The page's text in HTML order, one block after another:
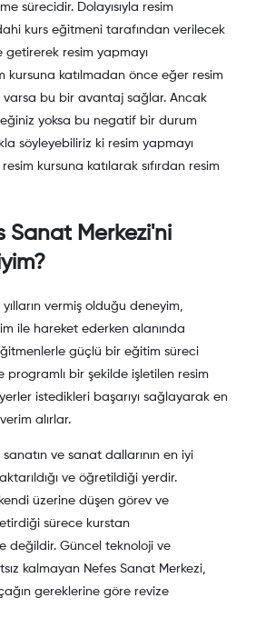
sürecidir. Dolayısıyla resim
kurs eğitmeni tarafından verilecek
resim yapmayı
kursuna katılmadan önce eğer resim
varsa bu bir avantaj sağlar. Ancak
yoksa bu negatif bir durum
söyleyebiliriz ki resim yapmayı
kursuna katılarak sıfırdan resim
Sanat Merkezi'ni
vermiş olduğu deneyim,
ile hareket ederken alanında
güçlü bir eğitim süreci
programlı bir şekilde işletilen resim
istedikleri başarıyı sağlayarak en
alırlar.
ve sanat dallarının en iyi
ve öğretildiği yerdir.
üzerine düşen görev ve
sürece kurstan
değildir. Güncel teknoloji ve
kalmayan Nefes Sanat Merkezi,
gereklerine göre revize